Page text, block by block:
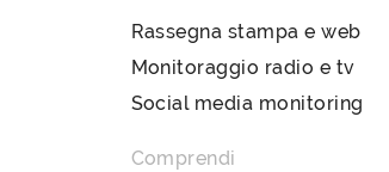
Rassegna stampa e web
Monitoraggio radio e tv
Social media monitoring
Comprendi